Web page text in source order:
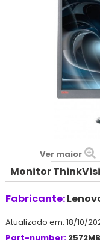
Ver maior
Monitor
Fabricante:
Atualizado em: 18/10/
Part-number: